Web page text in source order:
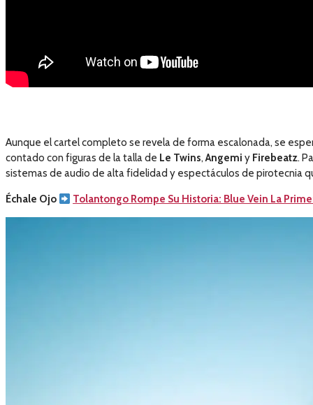
Aunque el cartel completo se revela de forma escalonada, se
contado con figuras de la talla de Le Twins,Angemi y Firebeatz.
sistemas de audio de alta fidelidad y espectáculos de pirotecnia
Échale Ojo Tolantongo Rompe Su Historia: Blue Vein La